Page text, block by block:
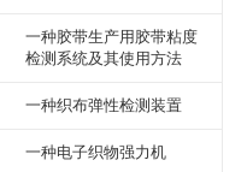
一种胶带生产用胶带粘度
检测系统及其使用方法
一种织布弹性检测装置
一种电子织物强力机